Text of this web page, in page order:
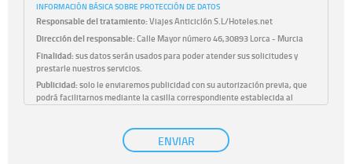
INFORMACIÓN BÁSICA SOBRE PROTECCIÓN DE DATOS
Responsable del tratamiento:Viajes Anticiclón S.L/Hoteles.net
Dirección del responsable:Calle Mayor número 46,30893 Lorca - Murcia
Finalidad:sus datos serán usados para poder atender sus solicitudes y
prestarle nuestros servicios.
Publicidad:solo le enviaremos publicidad con su autorización previa, que
podrá facilitarnos mediante la casilla correspondiente establecida al
únicamente trataremos sus datos con su consentimiento
previo, que podrá facilitarnos mediante la casilla correspondiente
ENVIAR